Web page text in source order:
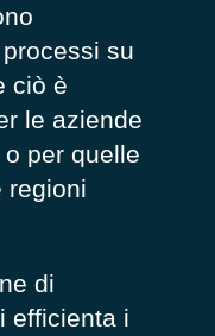
su
ciò è
le aziende
per quelle
regioni
di
efficienta i